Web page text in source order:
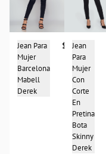
Jean Para
Mujer
Barcelona
Mabell
Derek
$327.900
Jean
Para
Mujer
Con
Corte
En
Pretina
Bota
Skinny
Derek